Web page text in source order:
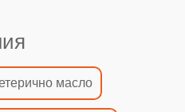
масло